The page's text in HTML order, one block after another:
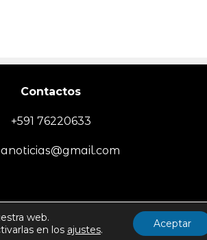
Contactos
+591 76220633
- Politica de Uso y Privacidad
web.
en los ajustes. Aceptar